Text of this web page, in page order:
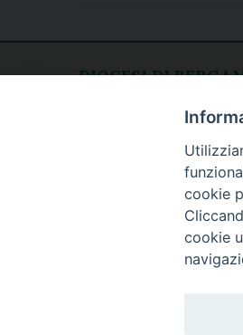
DIOCESI DI
fax: 035/278.250cookie
cookie